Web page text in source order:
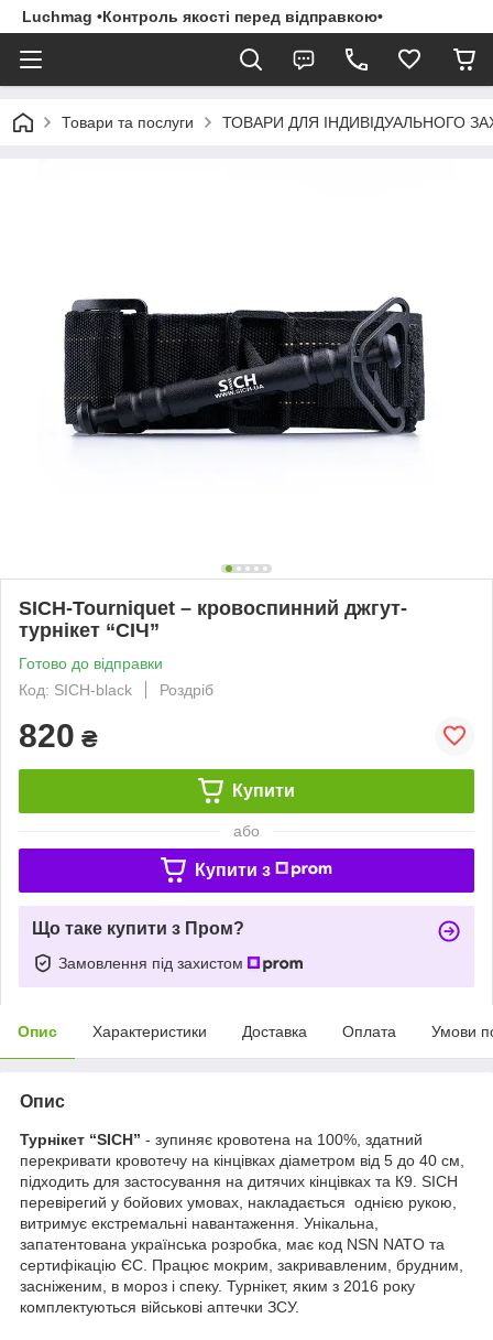
Luchmag •Контроль якості перед відправкою•
Товари та послуги ТОВАРИ ДЛЯ ІНДИВІДУАЛЬНОГО
SICH-Tourniquet – кровоспинний джгут-
турнікет “СІЧ”
Готово до відправки
Код: SICH-black
Роздріб
820 ₴
Купити
або
Купити з
Що таке купити з Пром?
Замовлення під захистом
Опис Характеристики Доставка Оплата Умови
Опис
Турнікет “SICH” - зупиняє кровотена на 100%, здатний
перекривати кровотечу на кінцівках діаметром від 5 до 40 см,
підходить для застосування на дитячих кінцівках та К9. SICH
перевірегий у бойових умовах, накладається однією рукою,
витримує екстремальні навантаження. Унікальна,
запатентована українська розробка, має код NSN NATO та
сертифікацію ЄС. Працює мокрим, закривавленим, брудним,
засніженим, в мороз і спеку. Турнікет, яким з 2016 року
комплектуються військові аптечки ЗСУ.